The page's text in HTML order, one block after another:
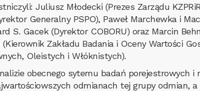
Juliusz Młodecki (Prezes Zarządu
Generalny PSPO), Paweł Marchewka i
S. Gacek (Dyrektor COBORU) oraz Marcin
Zakładu Badania i Oceny Wartości
Oleistych i Włóknistych).
obecnego sytemu badań porejestrowych
odmianach tej grupy odmian,